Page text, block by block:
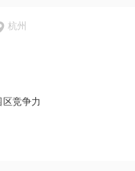
杭州
竞争力